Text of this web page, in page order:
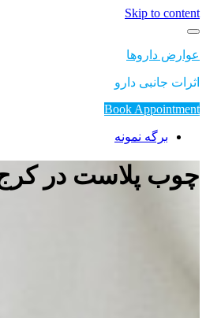
Skip to content
عوارض داروها
اثرات جانبی دارو
Book Appointment
برگه نمونه
چوب پلاست در کرج